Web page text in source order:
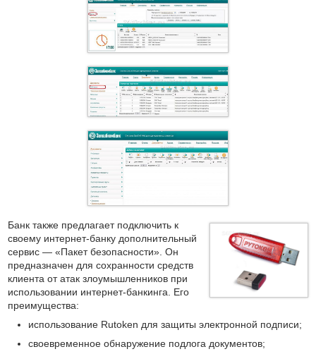
Банк также предлагает подключить к
своему интернет-банку дополнительный
сервис — «Пакет безопасности». Он
предназначен для сохранности средств
клиента от атак злоумышленников при
использовании интернет-банкинга. Его
преимущества:
использование Rutoken для защиты электронной подписи;
своевременное обнаружение подлога документов;